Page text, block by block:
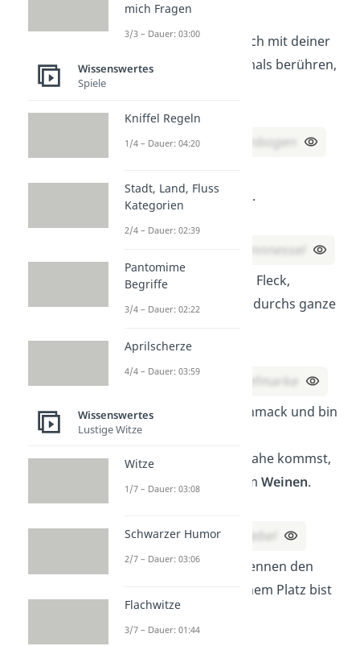
eigenen Körper.
Aber du kannst mich mit deiner
rechten Hand niemals berühren,
Lösung:
Dein rechter Ellenbogen
aber bin nicht heiß.
Eine Brennnessel
Ichklebe
an einem Fleck,
und doch reise ich durchs ganze
Was bin ich?
Eine Briefmarke
Ich habe viel Geschmack und bin
sehr vielschichtig,
aber wenn du zu nahe kommst,
bringe ich dich zumWeinen.
Lösung: Eine Zwiebel
Du überholst im Rennen den
. Auf welchem Platz bist
du?
Lösung:
mich Fragen
3/3 – Dauer: 03:00
Wissenswertes
Spiele
Kniffel Regeln
1/4 – Dauer: 04:20
Stadt, Land, Fluss
Kategorien
2/4 – Dauer: 02:39
Pantomime
Begriffe
3/4 – Dauer: 02:22
Aprilscherze
4/4 – Dauer: 03:59
Wissenswertes
Lustige Witze
Witze
1/7 – Dauer: 03:08
Schwarzer Humor
2/7 – Dauer: 03:06
Flachwitze
3/7 – Dauer: 01:44